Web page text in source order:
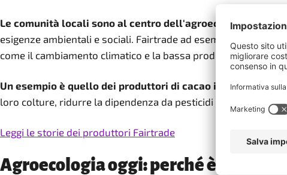
Le comunità locali sono al centro dell'agroecologia.
esigenze ambientali e sociali. Fairtrade ad esempio le
come il cambiamento climatico e la bassa produttività dei
Un esempio è quello dei produttori di cacao in Costa
loro colture, ridurre la dipendenza da pesticidi chimici e
Leggi le storie dei produttori Fairtrade
Agroecologia oggi: perché è il